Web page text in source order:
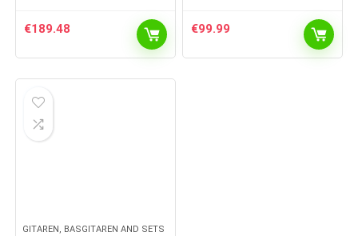
€189.48 €99.99
GITAREN, BASGITAREN AND SETS